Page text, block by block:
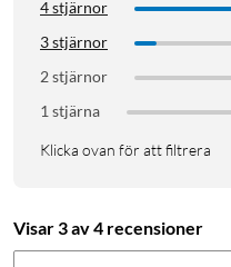
bilar. Dessutom inkluderar
kamerastöldskydd - vilket
Utan en Arlo Secure
livestreaming och
2K upplösning ger dig en
kan hålla koll på vad som
4 stjärnor
3 stjärnor
2 stjärnor
1 stjärna
Klicka ovan för att filtrera
Visar 3 av 4 recensioner